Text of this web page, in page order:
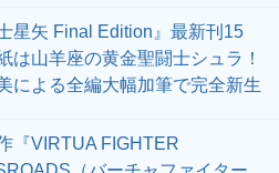
星矢 Final Edition』最新刊15
は山羊座の黄金聖闘士シュラ！
による全編大幅加筆で完全新生
『VIRTUA FIGHTER